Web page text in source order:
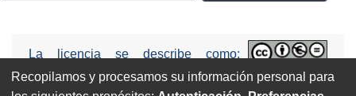
La licencia se describe como:
Attribution-NonCommercial-NoDerivs
3.0 United States (CC BY-NC-ND 3.0 US).
Recopilamos y procesamos su información personal para